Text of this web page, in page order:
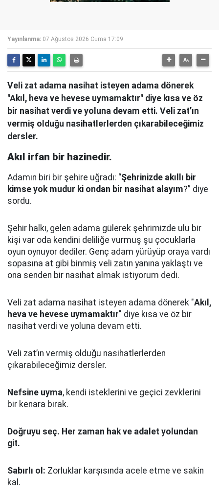
Yayınlanma: 07 Ağustos 2026 Cuma 17:09
Veli zat adama nasihat isteyen adama dönerek
"Akıl, heva ve hevese uymamaktır" diye kısa ve öz
bir nasihat verdi ve yoluna devam etti. Veli zat’ın
vermiş olduğu nasihatlerlerden çıkarabileceğimiz
dersler.
Akıl irfan bir hazinedir.
Adamın biri bir şehire uğradı: “Şehrinizde akıllı bir
kimse yok mudur ki ondan bir nasihat alayım?” diye
sordu.
Şehir halkı, gelen adama gülerek şehrimizde ulu bir
kişi var oda kendini deliliğe vurmuş şu çocuklarla
oyun oynuyor dediler. Genç adam yürüyüp oraya vardı
sopasına at gibi binmiş veli zatın yanına yaklaştı ve
ona senden bir nasihat almak istiyorum dedi.
Veli zat adama nasihat isteyen adama dönerek "Akıl,
heva ve hevese uymamaktır" diye kısa ve öz bir
nasihat verdi ve yoluna devam etti.
Veli zat’ın vermiş olduğu nasihatlerlerden
çıkarabileceğimiz dersler.
Nefsine uyma, kendi isteklerini ve geçici zevklerini
bir kenara bırak.
Doğruyu seç. Her zaman hak ve adalet yolundan
git.
Sabırlı ol: Zorluklar karşısında acele etme ve sakin
kal.